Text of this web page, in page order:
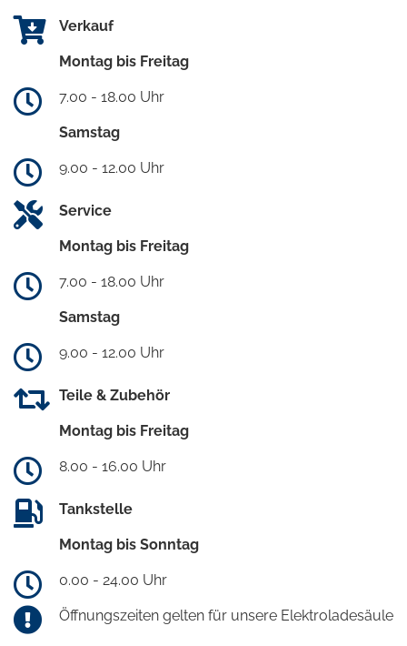
Verkauf
Montag bis Freitag
7.00 - 18.00 Uhr
Samstag
9.00 - 12.00 Uhr
Service
Montag bis Freitag
7.00 - 18.00 Uhr
Samstag
9.00 - 12.00 Uhr
Teile & Zubehör
Montag bis Freitag
8.00 - 16.00 Uhr
Tankstelle
Montag bis Sonntag
0.00 - 24.00 Uhr
Öffnungszeiten gelten für unsere Elektroladesäule